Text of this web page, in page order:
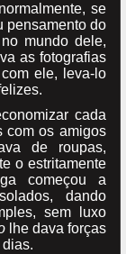
se
pensamento do
mundo dele,
as fotografias
ele, leva-lo
cada
com os amigos
de roupas,
o estritamente
começou a
dando
sem luxo
lhe dava forças
dias.